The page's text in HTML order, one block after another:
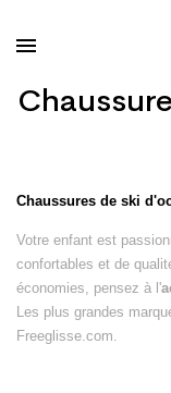
Chaussures de ski
Votre enfant est
confortables et de
économies, pensez à l'
Les plus grandes
Freeglisse.com.